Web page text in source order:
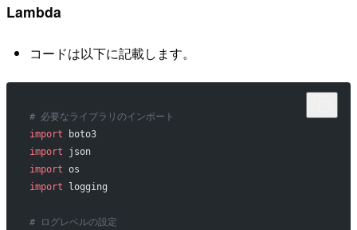
Lambda
コードは以下に記載します。
# 必要なライブラリのインポート
import boto3
import json
import os
import logging
# ログレベルの設定